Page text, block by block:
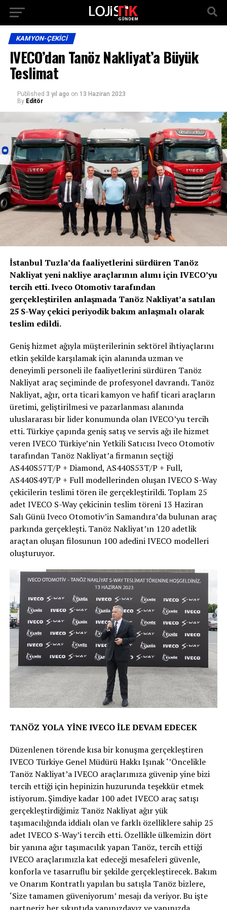
KAMYON-ÇEKICI
IVECO’dan Tanöz Nakliyat’a Büyük
Teslimat
Published 3 yıl ago on 13 Haziran 2023
By Editör
İstanbul Tuzla’da faaliyetlerini sürdüren Tanöz
Nakliyat yeni nakliye araçlarının alımı için IVECO’yu
tercih etti. Iveco Otomotiv tarafından
gerçekleştirilen anlaşmada Tanöz Nakliyat’a satılan
25 S-Way çekici periyodik bakım anlaşmalı olarak
teslim edildi.
Geniş hizmet ağıyla müşterilerinin sektörel ihtiyaçlarını
etkin şekilde karşılamak için alanında uzman ve
deneyimli personeli ile faaliyetlerini sürdüren Tanöz
Nakliyat araç seçiminde de profesyonel davrandı. Tanöz
Nakliyat, ağır, orta ticari kamyon ve hafif ticari araçların
üretimi, geliştirilmesi ve pazarlanması alanında
uluslararası bir lider konumunda olan IVECO’yu tercih
etti. Türkiye çapında geniş satış ve servis ağı ile hizmet
veren IVECO Türkiye’nin Yetkili Satıcısı Iveco Otomotiv
tarafından Tanöz Nakliyat’a firmanın seçtiği
AS440S57T/P + Diamond, AS440S53T/P + Full,
AS440S49T/P + Full modellerinden oluşan IVECO S-Way
çekicilerin teslimi tören ile gerçekleştirildi. Toplam 25
adet IVECO S-Way çekicinin teslim töreni 13 Haziran
Salı Günü Iveco Otomotiv’in Samandıra’da bulunan araç
parkında gerçekleşti. Tanöz Nakliyat’ın 120 adetlik
araçtan oluşan filosunun 100 adedini IVECO modelleri
oluşturuyor.
TANÖZ YOLA YİNE IVECO İLE DEVAM EDECEK
Düzenlenen törende kısa bir konuşma gerçekleştiren
IVECO Türkiye Genel Müdürü Hakkı Işınak ‘’Öncelikle
Tanöz Nakliyat’a IVECO araçlarımıza güvenip yine bizi
tercih ettiği için hepinizin huzurunda teşekkür etmek
istiyorum. Şimdiye kadar 100 adet IVECO araç satışı
gerçekleştirdiğimiz Tanöz Nakliyat ağır yük
taşımacılığında iddialı olan ve farklı özelliklere sahip 25
adet IVECO S-Way’i tercih etti. Özellikle ülkemizin dört
bir yanına ağır taşımacılık yapan Tanöz, tercih ettiği
IVECO araçlarımızla kat edeceği mesafeleri güvenle,
konforla ve tasarruflu bir şekilde gerçekleştirecek. Bakım
ve Onarım Kontratlı yapılan bu satışla Tanöz bizlere,
‘Size tamamen güveniyorum’ mesajı da veriyor. Bu işte